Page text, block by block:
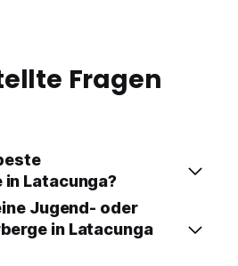
Fragen
Latacunga?
Jugend- oder
in Latacunga